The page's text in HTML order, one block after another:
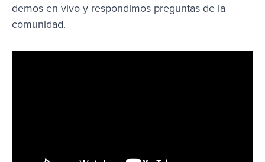
demos en vivo y respondimos preguntas de la
comunidad.